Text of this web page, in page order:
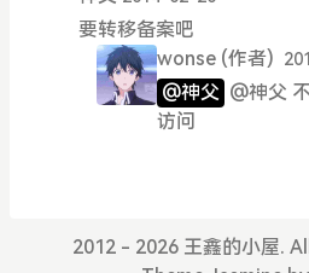
要转移备案吧
wonse (作者)
@神父 @神父
访问
2012 - 2026 王鑫的小屋.